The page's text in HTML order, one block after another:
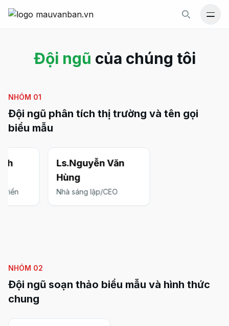
Số điện thoại hỗ trợ:
0977 523 155
Đội ngũ phát triển
Thông tin
Đội ngũ của chúng tôi
NHÓM 01
Đội ngũ phân tích thị trường và tên gọi
biểu mẫu
triển
Ls.Nguyễn Văn
Hùng
Nhà sáng lập/CEO
NHÓM 02
Đội ngũ soạn thảo biểu mẫu và hình thức
chung